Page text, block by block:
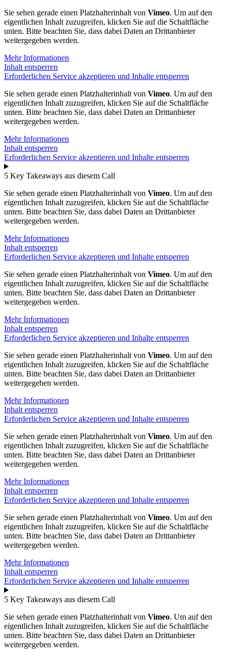
Sie sehen gerade einen Platzhalterinhalt von Vimeo. Um auf den
eigentlichen Inhalt zuzugreifen, klicken Sie auf die Schaltfläche
unten. Bitte beachten Sie, dass dabei Daten an Drittanbieter
weitergegeben werden.
Mehr Informationen
Inhalt entsperren
Erforderlichen Service akzeptieren und Inhalte entsperren
Sie sehen gerade einen Platzhalterinhalt von Vimeo. Um auf den
eigentlichen Inhalt zuzugreifen, klicken Sie auf die Schaltfläche
unten. Bitte beachten Sie, dass dabei Daten an Drittanbieter
weitergegeben werden.
Mehr Informationen
Inhalt entsperren
Erforderlichen Service akzeptieren und Inhalte entsperren
5 Key Takeaways aus diesem Call
Sie sehen gerade einen Platzhalterinhalt von Vimeo. Um auf den
eigentlichen Inhalt zuzugreifen, klicken Sie auf die Schaltfläche
unten. Bitte beachten Sie, dass dabei Daten an Drittanbieter
weitergegeben werden.
Mehr Informationen
Inhalt entsperren
Erforderlichen Service akzeptieren und Inhalte entsperren
Sie sehen gerade einen Platzhalterinhalt von Vimeo. Um auf den
eigentlichen Inhalt zuzugreifen, klicken Sie auf die Schaltfläche
unten. Bitte beachten Sie, dass dabei Daten an Drittanbieter
weitergegeben werden.
Mehr Informationen
Inhalt entsperren
Erforderlichen Service akzeptieren und Inhalte entsperren
Sie sehen gerade einen Platzhalterinhalt von Vimeo. Um auf den
eigentlichen Inhalt zuzugreifen, klicken Sie auf die Schaltfläche
unten. Bitte beachten Sie, dass dabei Daten an Drittanbieter
weitergegeben werden.
Mehr Informationen
Inhalt entsperren
Erforderlichen Service akzeptieren und Inhalte entsperren
Sie sehen gerade einen Platzhalterinhalt von Vimeo. Um auf den
eigentlichen Inhalt zuzugreifen, klicken Sie auf die Schaltfläche
unten. Bitte beachten Sie, dass dabei Daten an Drittanbieter
weitergegeben werden.
Mehr Informationen
Inhalt entsperren
Erforderlichen Service akzeptieren und Inhalte entsperren
Sie sehen gerade einen Platzhalterinhalt von Vimeo. Um auf den
eigentlichen Inhalt zuzugreifen, klicken Sie auf die Schaltfläche
unten. Bitte beachten Sie, dass dabei Daten an Drittanbieter
weitergegeben werden.
Mehr Informationen
Inhalt entsperren
Erforderlichen Service akzeptieren und Inhalte entsperren
5 Key Takeaways aus diesem Call
Sie sehen gerade einen Platzhalterinhalt von Vimeo. Um auf den
eigentlichen Inhalt zuzugreifen, klicken Sie auf die Schaltfläche
unten. Bitte beachten Sie, dass dabei Daten an Drittanbieter
weitergegeben werden.